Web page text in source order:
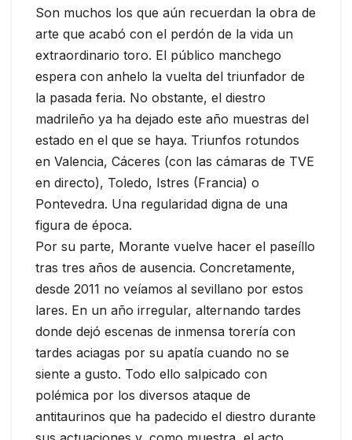
Son muchos los que aún recuerdan la obra de
arte que acabó con el perdón de la vida un
extraordinario toro. El público manchego
espera con anhelo la vuelta del triunfador de
la pasada feria. No obstante, el diestro
madrileño ya ha dejado este año muestras del
estado en el que se haya. Triunfos rotundos
en Valencia, Cáceres (con las cámaras de TVE
en directo), Toledo, Istres (Francia) o
Pontevedra. Una regularidad digna de una
figura de época.
Por su parte, Morante vuelve hacer el paseíllo
tras tres años de ausencia. Concretamente,
desde 2011 no veíamos al sevillano por estos
lares. En un año irregular, alternando tardes
donde dejó escenas de inmensa torería con
tardes aciagas por su apatía cuando no se
siente a gusto. Todo ello salpicado con
polémica por los diversos ataque de
antitaurinos que ha padecido el diestro durante